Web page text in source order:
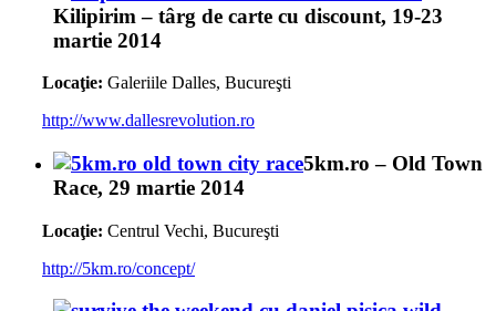
Kilipirim – târg de carte cu discount, 19-23
martie 2014
Locaţie: Galeriile Dalles, Bucureşti
http://www.dallesrevolution.ro
5km.ro – Old Town
Race, 29 martie 2014
Locaţie: Centrul Vechi, Bucureşti
http://5km.ro/concept/